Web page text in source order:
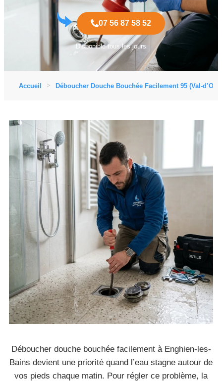
07 56 87 58 52
Disponible tous les jours
Accueil Déboucher Douche Bouchée Facilement 95 (Val-
Déboucher douche bouchée facilement à Enghien-les-
Bains devient une priorité quand l’eau stagne autour de
vos pieds chaque matin. Pour régler ce problème, la